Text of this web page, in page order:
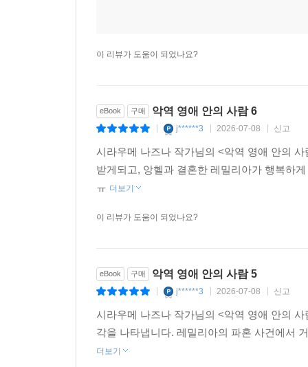
이 리뷰가 도움이 되었나요?
eBook 구매 악역 영애 안의 사람 6
j******3 2026-07-08 신고
시라우메 나즈나 작가님의 <악역 영애 안의
받게되고, 앙헬과 결혼한 레밀리아가 행복하
ㅠ 더보기
이 리뷰가 도움이 되었나요?
eBook 구매 악역 영애 안의 사람 5
j******3 2026-07-08 신고
시라우메 나즈나 작가님의 <악역 영애 안의
각을 나타냅니다. 레밀리아의 파혼 사건에서
더보기